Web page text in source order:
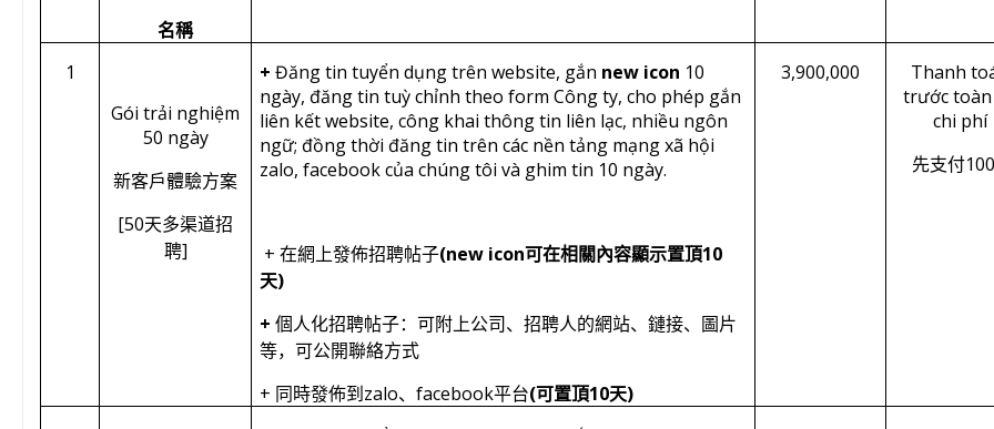
名稱
1
Gói trải nghiệm
50 ngày
新客戶體驗方案
[50天多渠道招
聘]
+Đăng tin tuyển dụng trên website, gắn new icon 10
ngày, đăng tin tuỳ chỉnh theo form Công ty, cho phép gắn
liên kết website, công khai thông tin liên lạc, nhiều ngôn
ngữ; đồng thời đăng tin trên các nền tảng mạng xã hội
zalo, facebook của chúng tôi và ghim tin 10 ngày.
+在網上發佈招聘帖子(new icon可在相關內容顯示置頂10
天)
+ 個人化招聘帖子：可附上公司、招聘人的網站、鏈接、圖片
等，可公開聯絡方式
+ 同時發佈到 zalo、facebook平台(可置頂10天)
3,900,000
Thanh
trước
chi phí
先支付